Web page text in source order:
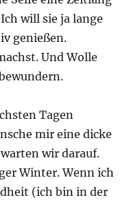
will sie ja lange
genießen.
Und Wolle
Tagen
mir eine dicke
wir darauf.
Winter. Wenn ich
(ich bin in der